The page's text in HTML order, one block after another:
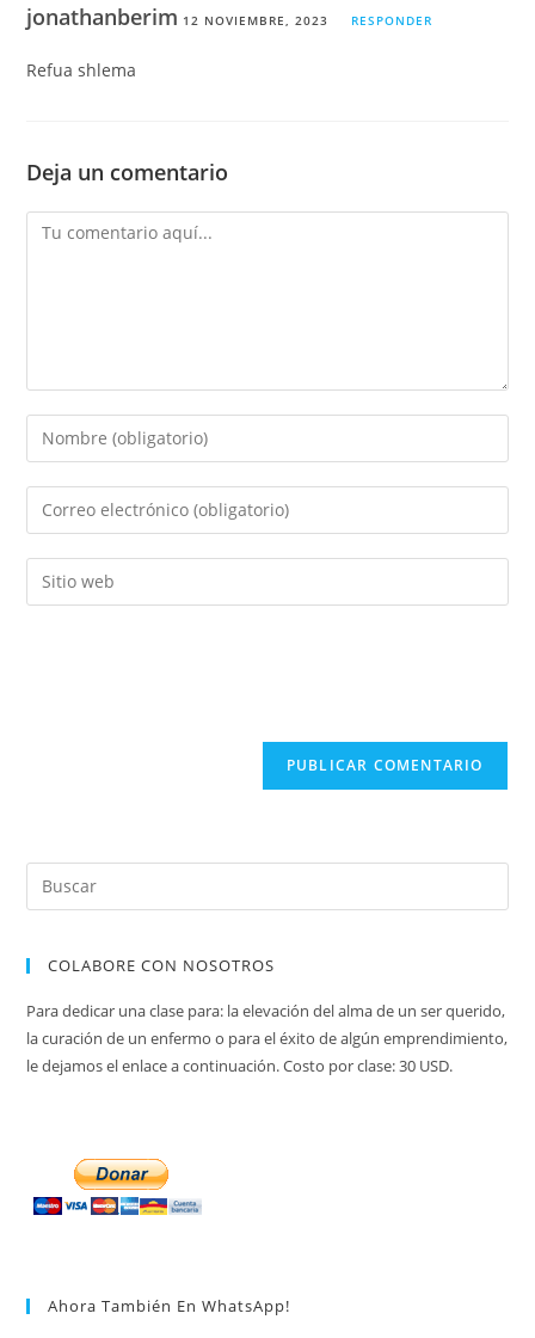
jonathanberim 12 NOVIEMBRE, 2023 RESPONDER
Refua shlema
Deja un comentario
Comentario
Introducí
tu
nombre
de
usuario
Introducí
tu
dirección
de
Introducí
la
COLABORE CON NOSOTROS
Para dedicar una clase para: la elevación del alma de un ser querido,
la curación de un enfermo o para el éxito de algún emprendimiento,
le dejamos el enlace a continuación. Costo por clase: 30 USD.
Ahora También En WhatsApp!